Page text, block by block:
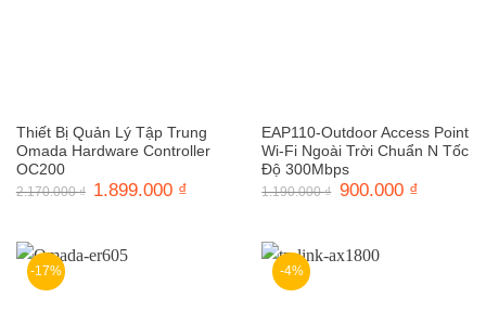
Thiết Bị Quản Lý Tập Trung
Omada Hardware Controller
OC200
2.170.000₫ Giá
1.899.000 ₫
1.899.000 ₫.
EAP110-Outdoor Access Point
Wi-Fi Ngoài Trời Chuẩn N Tốc
Độ 300Mbps
1.190.000₫ Giá
900.000 ₫
-17% -4%